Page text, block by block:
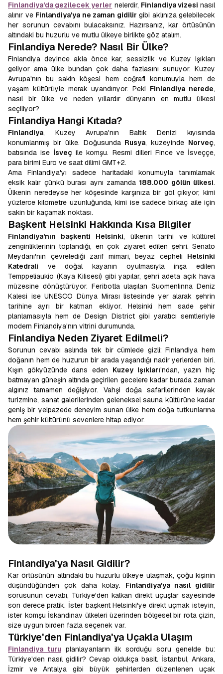
Finlandiya'da gezilecek yerler nelerdir, Finlandiya vizesi nasıl
alınır ve Finlandiya'ya ne zaman gidilir gibi aklınıza gelebilecek
her sorunun cevabını bulacaksınız. Hazırsanız, kar örtüsünün
altındaki bu huzurlu ve mutlu ülkeye birlikte göz atalım.
Finlandiya Nerede? Nasıl Bir Ülke?
Finlandiya deyince akla önce kar, sessizlik ve Kuzey Işıkları
geliyor ama ülke bundan çok daha fazlasını sunuyor. Kuzey
Avrupa'nın bu sakin köşesi hem coğrafi konumuyla hem de
yaşam kültürüyle merak uyandırıyor. Peki Finlandiya nerede,
nasıl bir ülke ve neden yıllardır dünyanın en mutlu ülkesi
seçiliyor?
Finlandiya Hangi Kıtada?
Finlandiya, Kuzey Avrupa'nın Baltık Denizi kıyısında
konumlanmış bir ülke. Doğusunda Rusya, kuzeyinde Norveç,
batısında ise İsveç ile komşu. Resmi dilleri Fince ve İsveççe,
para birimi Euro ve saat dilimi GMT+2.
Ama Finlandiya'yı sadece haritadaki konumuyla tanımlamak
eksik kalır çünkü burası aynı zamanda188.000 gölün ülkesi.
Ülkenin neredeyse her köşesinde karşınıza bir göl çıkıyor; kimi
yüzlerce kilometre uzunluğunda, kimi ise sadece birkaç aile için
sakin bir kaçamak noktası.
Başkent Helsinki Hakkında Kısa Bilgiler
Finlandiya'nın başkenti Helsinki, ülkenin tarihi ve kültürel
zenginliklerinin toplandığı, en çok ziyaret edilen şehri. Senato
Meydanı'nın çevrelediği zarif mimari, beyaz cepheli Helsinki
Katedrali ve doğal kayanın oyulmasıyla inşa edilen
Temppeliaukio (Kaya Kilisesi) gibi yapılar, şehri adeta açık hava
müzesine dönüştürüyor. Feribotla ulaşılan Suomenlinna Deniz
Kalesi ise UNESCO Dünya Mirası listesinde yer alarak şehrin
tarihine ayrı bir katman ekliyor. Helsinki hem sade şehir
planlamasıyla hem de Design District gibi yaratıcı semtleriyle
modern Finlandiya'nın vitrini durumunda.
Finlandiya Neden Ziyaret Edilmeli?
Sorunun cevabı aslında tek bir cümlede gizli: Finlandiya hem
doğanın hem de huzurun bir arada yaşandığı nadir yerlerden biri.
Kışın gökyüzünde dans eden Kuzey Işıkları'ndan, yazın hiç
batmayan güneşin altında geçirilen gecelere kadar burada zaman
algınız tamamen değişiyor. Vahşi doğa safarilerinden kayak
turizmine, sanat galerilerinden geleneksel sauna kültürüne kadar
geniş bir yelpazede deneyim sunan ülke hem doğa tutkunlarına
hem şehir kültürünü sevenlere hitap ediyor.
Finlandiya'ya Nasıl Gidilir?
Kar örtüsünün altındaki bu huzurlu ülkeye ulaşmak, çoğu kişinin
düşündüğünden çok daha kolay. Finlandiya'ya nasıl gidilir
sorusunun cevabı, Türkiye'den kalkan direkt uçuşlar sayesinde
son derece pratik. İster başkent Helsinki'ye direkt uçmak isteyin,
ister komşu İskandinav ülkeleri üzerinden bölgesel bir rota çizin,
size uygun birden fazla seçenek var.
Türkiye'den Finlandiya'ya Uçakla Ulaşım
Finlandiya turu planlayanların ilk sorduğu soru genelde bu:
Türkiye'den nasıl gidilir? Cevap oldukça basit. İstanbul, Ankara,
İzmir ve Antalya gibi büyük şehirlerden düzenlenen uçak